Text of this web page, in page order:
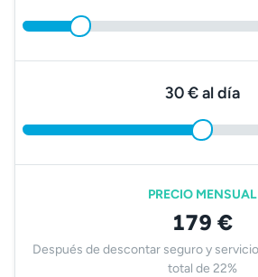
30 € al día
PRECIO MENSUAL
179 €
Después de descontar seguro y
total de 22%